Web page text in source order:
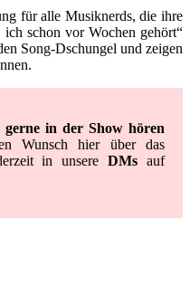
für alle Musiknerds, die ihre
schon vor Wochen gehört“
Song-Dschungel und zeigen
in der Show hören
Wunsch hier über das
in unsereDMs auf